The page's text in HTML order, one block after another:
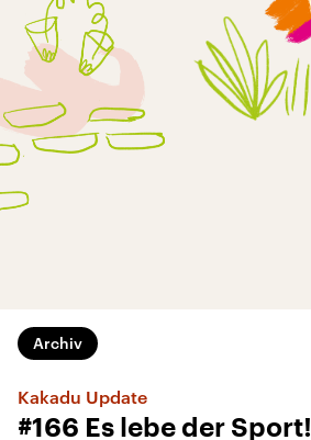
Archiv
Kakadu Update
#166 Es lebe der Sport!